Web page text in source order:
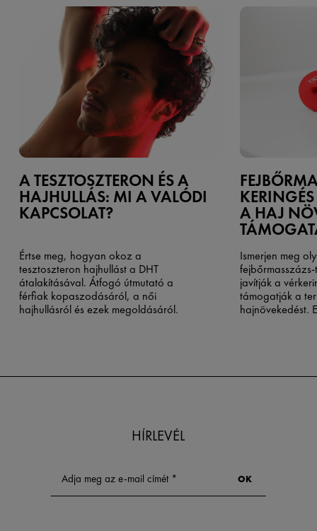
A TESZTOSZTERON ÉS A
HAJHULLÁS: MI A VALÓDI
KAPCSOLAT?
Értse meg, hogyan okoz a
tesztoszteron hajhullást a DHT
átalakításával. Átfogó útmutató a
férfiak kopaszodásáról, a női
hajhullásról és ezek megoldásáról.
A HAJ
Ismerjen meg
javítják a
támogatják a
hajnövekedést.
HÍRLEVÉL